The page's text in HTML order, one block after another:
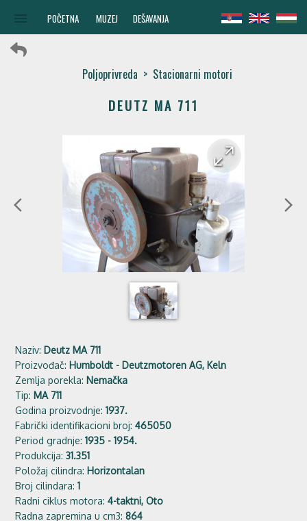
POČETNA MUZEJ DEŠAVANJA
Poljoprivreda > Stacionarni motori
DEUTZ MA 711
arrow_back_ios
arrow_back
arrow_forward
arrow_forward_ios
Naziv: Deutz MA 711
Proizvođač: Humboldt - Deutzmotoren AG, Keln
Zemlja porekla: Nemačka
Tip: MA 711
Godina proizvodnje:1937.
Fabrički identifikacioni broj:465050
Period gradnje:1935 - 1954.
Produkcija:31.351
Položaj cilindra: Horizontalan
Broj cilindara:1
Radni ciklus motora:4-taktni, Oto
Radna zapremina u cm3:864